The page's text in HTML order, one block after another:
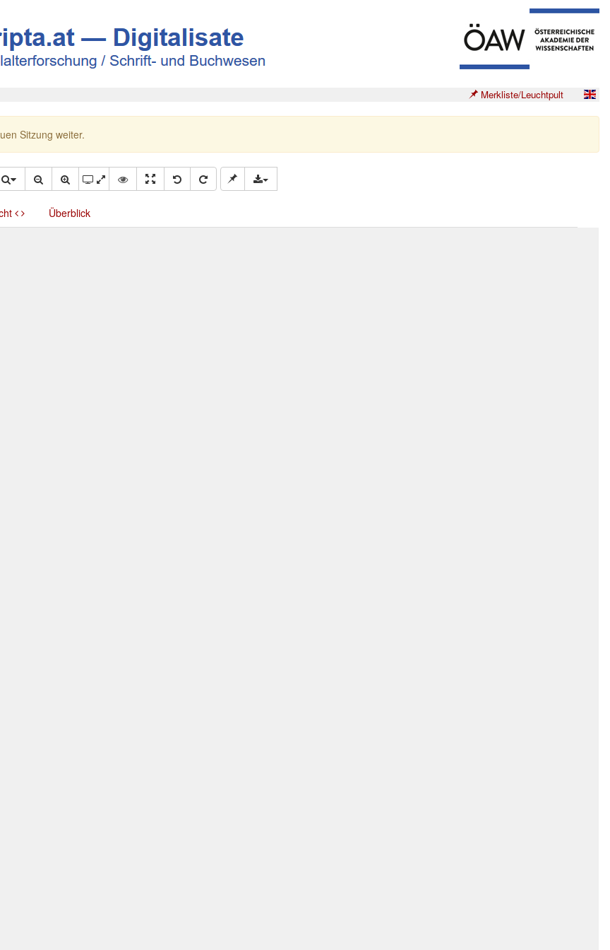
Merkliste/Leuchtpult
Sitzung weiter.
Überblick